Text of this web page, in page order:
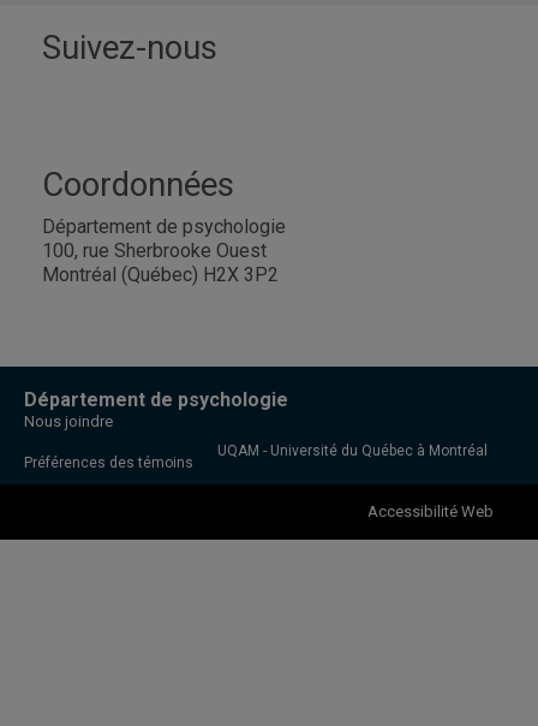
Suivez-nous
Coordonnées
Département de psychologie
100, rue Sherbrooke Ouest
Montréal (Québec) H2X 3P2
Département de psychologie
Nous joindre
Préférences des témoins
UQAM - Université du Québec à Montréal
Accessibilité Web